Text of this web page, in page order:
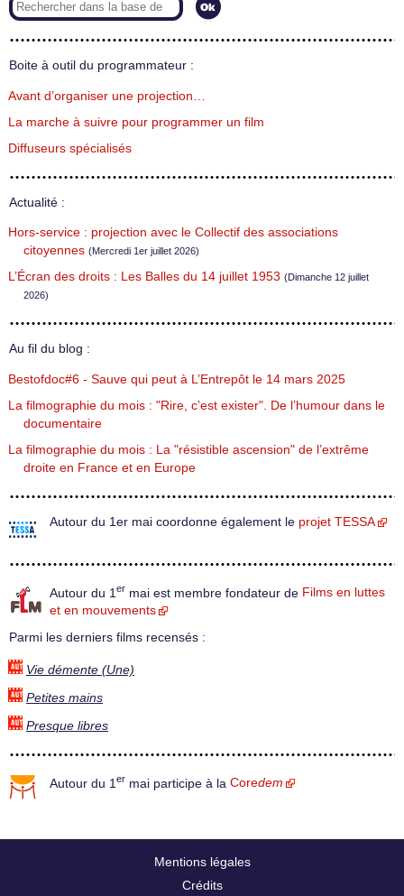
Boite à outil du programmateur :
Avant d’organiser une projection…
La marche à suivre pour programmer un film
Diffuseurs spécialisés
Actualité :
Hors-service : projection avec le Collectif des associations
citoyennes (Mercredi 1er juillet 2026)
L’Écran des droits : Les Balles du 14 juillet 1953 (Dimanche 12 juillet
2026)
Au fil du blog :
Bestofdoc#6 - Sauve qui peut à L’Entrepôt le 14 mars 2025
La filmographie du mois : "Rire, c’est exister". De l’humour dans le
documentaire
La filmographie du mois : La "résistible ascension" de l’extrême
droite en France et en Europe
Autour du 1er mai coordonne également le projet TESSA
Autour du 1 er mai est membre fondateur de Films en luttes
et en mouvements
Parmi les derniers films recensés :
Vie démente (Une)
Petites mains
Presque libres
Autour du 1 er mai participe à la Coredem
Mentions légales
Crédits